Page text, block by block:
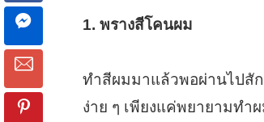
1. พรางสีโคนผม
ทำสีผมมาแล้วพอผ่านไปสั
ง่าย ๆ เพียงแค่พยายามท